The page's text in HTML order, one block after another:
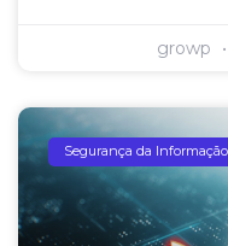
growp
Segurança da Informação